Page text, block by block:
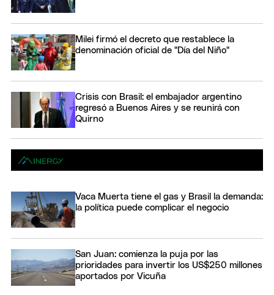
Milei firmó el decreto que restablece la
denominación oficial de "Día del Niño"
Crisis con Brasil: el embajador argentino
regresó a Buenos Aires y se reunirá con
Quirno
Vaca Muerta tiene el gas y Brasil la demanda:
la política puede complicar el negocio
San Juan: comienza la puja por las
prioridades para invertir los US$250 millones
aportados por Vicuña